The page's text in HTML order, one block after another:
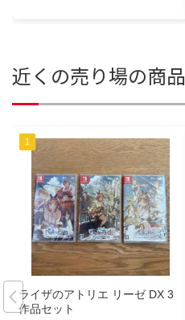
近くの売り場の商品
ライザのアトリエ リーゼ DX 3
作品セット